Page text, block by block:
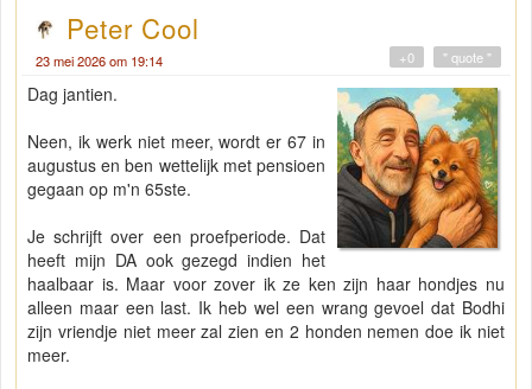
Peter Cool
23 mei 2026 om 19:14 " quote "
+0
Dag jantien.
Neen, ik werk niet meer, wordt er 67 in
augustus en ben wettelijk met pensioen
gegaan op m'n 65ste.
Je schrijft over een proefperiode. Dat
heeft mijn DA ook gezegd indien het
haalbaar is. Maar voor zover ik ze ken zijn haar hondjes nu
alleen maar een last. Ik heb wel een wrang gevoel dat Bodhi
zijn vriendje niet meer zal zien en 2 honden nemen doe ik niet
meer.